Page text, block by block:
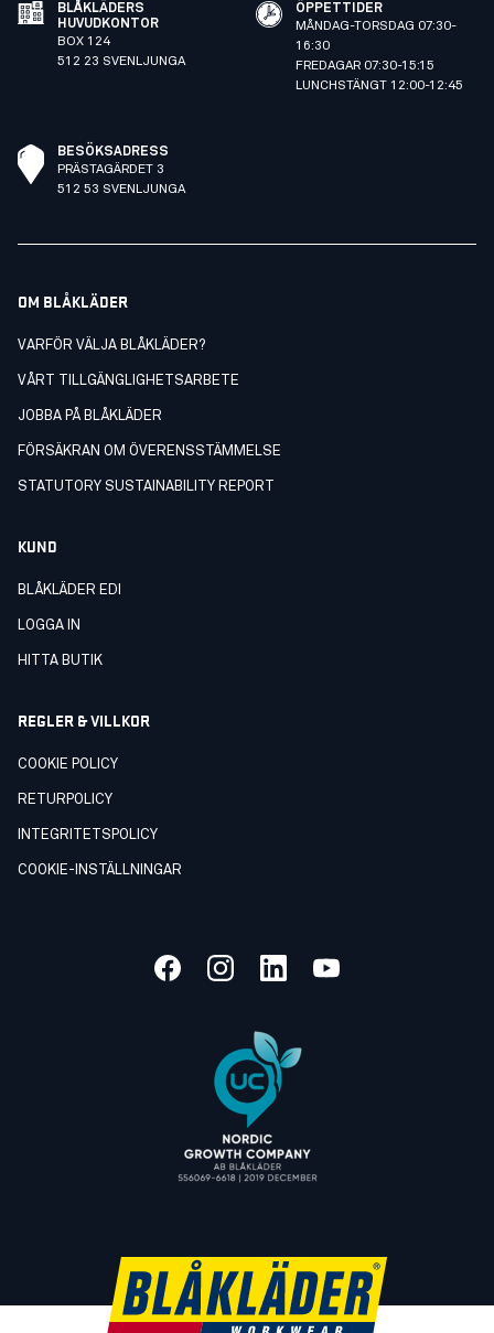
BLÅKLÄDERS
HUVUDKONTOR
BOX 124
512 23 SVENLJUNGA
ÖPPETTIDER
MÅNDAG-TORSDAG 07:30-
16:30
FREDAGAR 07:30-15:15
LUNCHSTÄNGT 12:00-12:45
BESÖKSADRESS
PRÄSTAGÄRDET 3
512 53 SVENLJUNGA
OM BLÅKLÄDER
VARFÖR VÄLJA BLÅKLÄDER?
VÅRT TILLGÄNGLIGHETSARBETE
JOBBA PÅ BLÅKLÄDER
FÖRSÄKRAN OM ÖVERENSSTÄMMELSE
STATUTORY SUSTAINABILITY REPORT
KUND
BLÅKLÄDER EDI
LOGGA IN
HITTA BUTIK
REGLER & VILLKOR
COOKIE POLICY
RETURPOLICY
INTEGRITETSPOLICY
COOKIE-INSTÄLLNINGAR